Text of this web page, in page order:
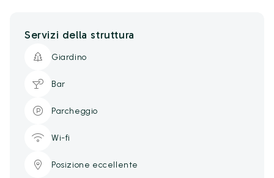
Servizi della struttura
Giardino
Bar
Parcheggio
Wi-fi
Posizione eccellente